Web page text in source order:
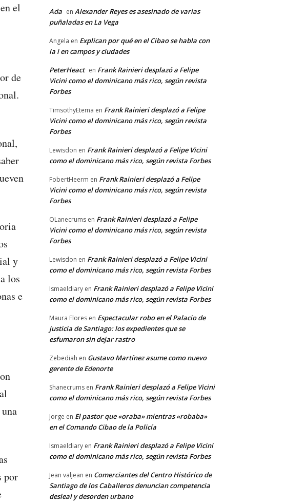
el
de
y
los
e
por
Ada en Alexander Reyes es asesinado de varias
puñaladas en La Vega
Angela en Explican por qué en el Cibao se habla con
la i en campos y ciudades
PeterHeact en Frank Rainieri desplazó a Felipe
Vicini como el dominicano más rico, según revista
Forbes
TimsothyEtema en Frank Rainieri desplazó a Felipe
Vicini como el dominicano más rico, según revista
Forbes
Lewisdon en Frank Rainieri desplazó a Felipe Vicini
como el dominicano más rico, según revista Forbes
FobertHeerm en Frank Rainieri desplazó a Felipe
Vicini como el dominicano más rico, según revista
Forbes
OLanecrums en Frank Rainieri desplazó a Felipe
Vicini como el dominicano más rico, según revista
Forbes
Lewisdon en Frank Rainieri desplazó a Felipe Vicini
como el dominicano más rico, según revista Forbes
Ismaeldiary en Frank Rainieri desplazó a Felipe Vicini
como el dominicano más rico, según revista Forbes
Maura Flores en Espectacular robo en el Palacio de
justicia de Santiago: los expedientes que se
esfumaron sin dejar rastro
Zebediah en Gustavo Martínez asume como nuevo
gerente de Edenorte
Shanecrums en Frank Rainieri desplazó a Felipe Vicini
como el dominicano más rico, según revista Forbes
Jorge en El pastor que «oraba» mientras «robaba»
en el Comando Cibao de la Policía
Ismaeldiary en Frank Rainieri desplazó a Felipe Vicini
como el dominicano más rico, según revista Forbes
Jean valjean en Comerciantes del Centro Histórico de
Santiago de los Caballeros denuncian competencia
desleal y desorden urbano